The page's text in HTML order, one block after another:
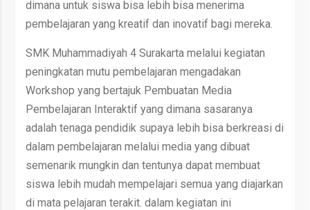
dimana untuk siswa bisa lebih bisa menerima
pembelajaran yang kreatif dan inovatif bagi mereka.
SMK Muhammadiyah 4 Surakarta melalui kegiatan
peningkatan mutu pembelajaran mengadakan
Workshop yang bertajuk Pembuatan Media
Pembelajaran Interaktif yang dimana sasaranya
adalah tenaga pendidik supaya lebih bisa berkreasi di
dalam pembelajaran melalui media yang dibuat
semenarik mungkin dan tentunya dapat membuat
siswa lebih mudah mempelajari semua yang diajarkan
di mata pelajaran terakit. dalam kegiatan ini